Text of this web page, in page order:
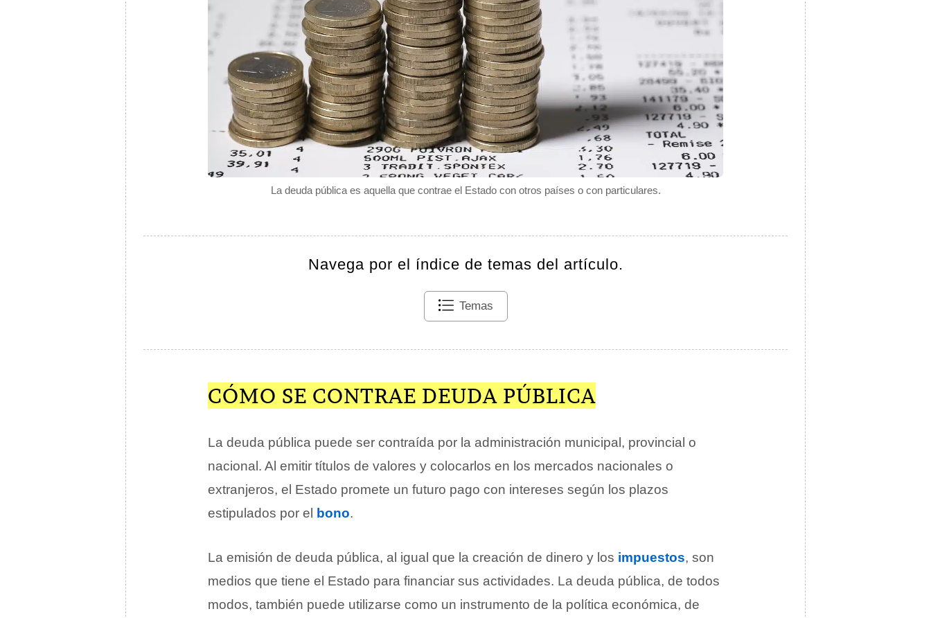
La deuda pública es aquella que contrae el Estado con otros países o con particulares.
Navega por el índice de temas del artículo.
Temas
CÓMO SE CONTRAE DEUDA PÚBLICA
La deuda pública puede ser contraída por la administración municipal, provincial o
nacional. Al emitir títulos de valores y colocarlos en los mercados nacionales o
extranjeros, el Estado promete un futuro pago con intereses según los plazos
estipulados por el bono.
La emisión de deuda pública, al igual que la creación de dinero y los impuestos, son
medios que tiene el Estado para financiar sus actividades. La deuda pública, de todos
modos, también puede utilizarse como un instrumento de la política económica, de